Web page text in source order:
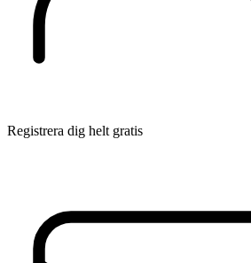
Registrera dig helt gratis